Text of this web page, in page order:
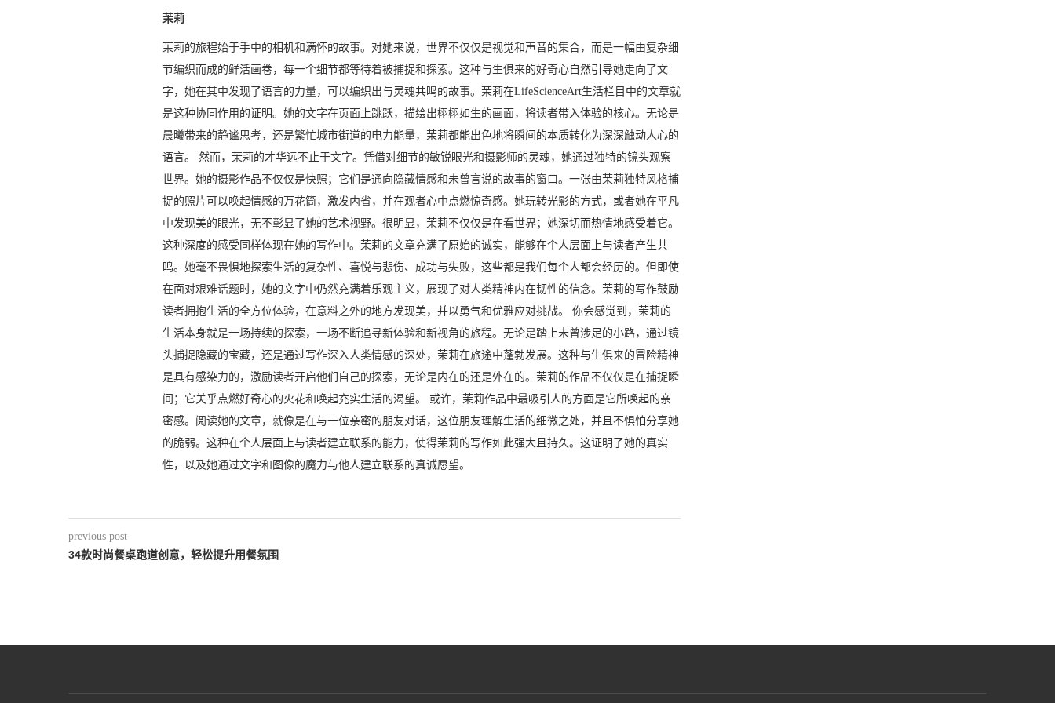
茉莉
茉莉的旅程始于手中的相机和满怀的故事。对她来说，世界不仅仅是视觉和声音的集合，而是一幅由复杂细
节编织而成的鲜活画卷，每一个细节都等待着被捕捉和探索。这种与生俱来的好奇心自然引导她走向了文
字，她在其中发现了语言的力量，可以编织出与灵魂共鸣的故事。茉莉在LifeScienceArt生活栏目中的文章就
是这种协同作用的证明。她的文字在页面上跳跃，描绘出栩栩如生的画面，将读者带入体验的核心。无论是
晨曦带来的静谧思考，还是繁忙城市街道的电力能量，茉莉都能出色地将瞬间的本质转化为深深触动人心的
语言。 然而，茉莉的才华远不止于文字。凭借对细节的敏锐眼光和摄影师的灵魂，她通过独特的镜头观察
世界。她的摄影作品不仅仅是快照；它们是通向隐藏情感和未曾言说的故事的窗口。一张由茉莉独特风格捕
捉的照片可以唤起情感的万花筒，激发内省，并在观者心中点燃惊奇感。她玩转光影的方式，或者她在平凡
中发现美的眼光，无不彰显了她的艺术视野。很明显，茉莉不仅仅是在看世界；她深切而热情地感受着它。
这种深度的感受同样体现在她的写作中。茉莉的文章充满了原始的诚实，能够在个人层面上与读者产生共
鸣。她毫不畏惧地探索生活的复杂性、喜悦与悲伤、成功与失败，这些都是我们每个人都会经历的。但即使
在面对艰难话题时，她的文字中仍然充满着乐观主义，展现了对人类精神内在韧性的信念。茉莉的写作鼓励
读者拥抱生活的全方位体验，在意料之外的地方发现美，并以勇气和优雅应对挑战。 你会感觉到，茉莉的
生活本身就是一场持续的探索，一场不断追寻新体验和新视角的旅程。无论是踏上未曾涉足的小路，通过镜
头捕捉隐藏的宝藏，还是通过写作深入人类情感的深处，茉莉在旅途中蓬勃发展。这种与生俱来的冒险精神
是具有感染力的，激励读者开启他们自己的探索，无论是内在的还是外在的。茉莉的作品不仅仅是在捕捉瞬
间；它关乎点燃好奇心的火花和唤起充实生活的渴望。 或许，茉莉作品中最吸引人的方面是它所唤起的亲
密感。阅读她的文章，就像是在与一位亲密的朋友对话，这位朋友理解生活的细微之处，并且不惧怕分享她
的脆弱。这种在个人层面上与读者建立联系的能力，使得茉莉的写作如此强大且持久。这证明了她的真实
性，以及她通过文字和图像的魔力与他人建立联系的真诚愿望。
previous post
34款时尚餐桌跑道创意，轻松提升用餐氛围